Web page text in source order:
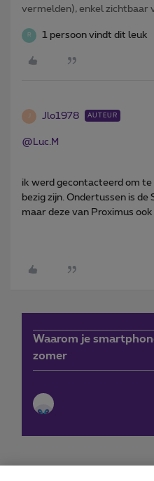
vermelden), enkel zichtbaar
R 1 persoon vindt dit leuk
J Jlo1978 AUTEUR
@Luc.M
ik werd gecontacteerd om te
bezig zijn. Ondertussen is
maar deze van Proximus
Waarom je
zomer